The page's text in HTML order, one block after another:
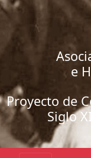
e
Proyecto de
Siglo